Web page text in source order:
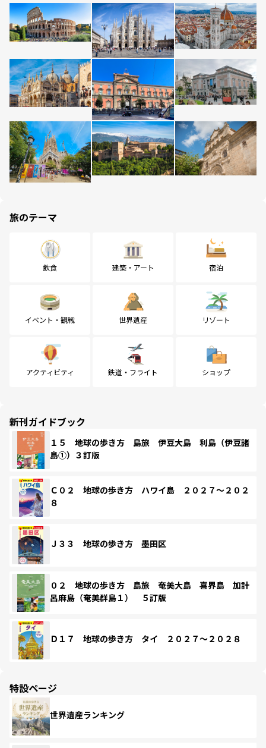
旅のテーマ
飲食 建築・アート 宿泊
イベント・観戦 世界遺産 リゾート
アクティビティ 鉄道・フライト ショップ
新刊ガイドブック
１５ 地球の歩き方 島旅 伊豆大島 利島（伊豆諸
島①）３訂版
Ｃ０２ 地球の歩き方 ハワイ島 ２０２７～２０２
８
Ｊ３３ 地球の歩き方 墨田区
０２ 地球の歩き方 島旅 奄美大島 喜界島 加計
呂麻島（奄美群島１） ５訂版
Ｄ１７ 地球の歩き方 タイ ２０２７～２０２８
特設ページ
世界遺産ランキング